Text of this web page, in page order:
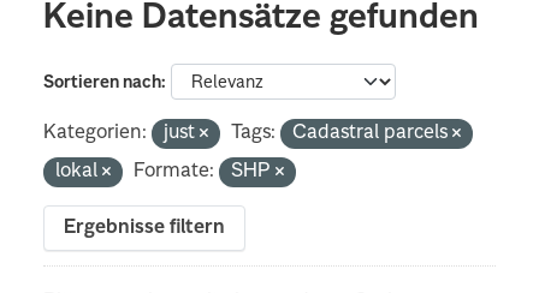
Keine Datensätze gefunden
Sortieren nach
Kategorien: just Tags:
Cadastral parcels
lokal
Formate: SHP
Ergebnisse filtern